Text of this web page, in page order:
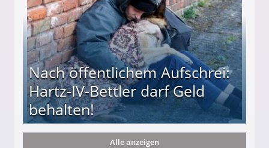
Nach öffentlichem Aufschrei:
Hartz-IV-Bettler darf Geld
behalten!
Alle anzeigen